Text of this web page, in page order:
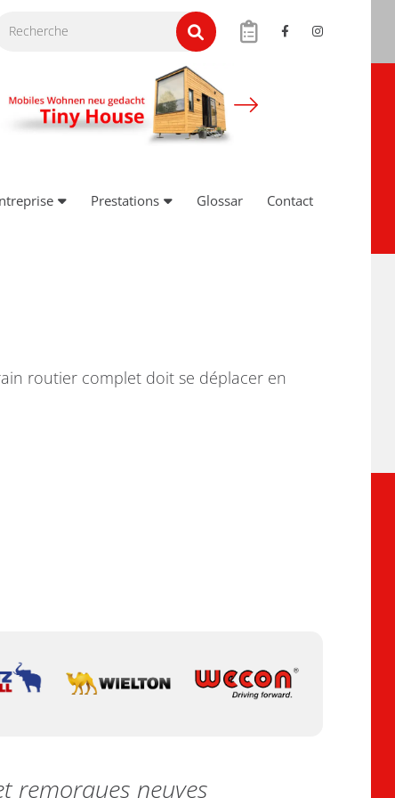
Prestations Glossar Contact
routier complet doit se déplacer en
remorques neuves